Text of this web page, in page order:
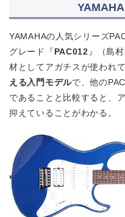
YAMAHAの人気シリーズ
グレード『PAC012』（島
材としてアガチスが使われ
える入門モデルで、他の
であることと比較すると、
抑えていることがわかる。